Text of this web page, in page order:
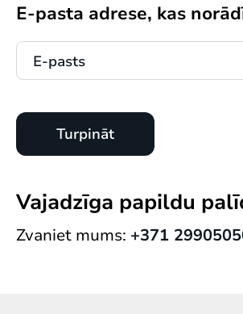
E-pasta adrese, kas
Vajadzīga papildu
Zvaniet mums: +371